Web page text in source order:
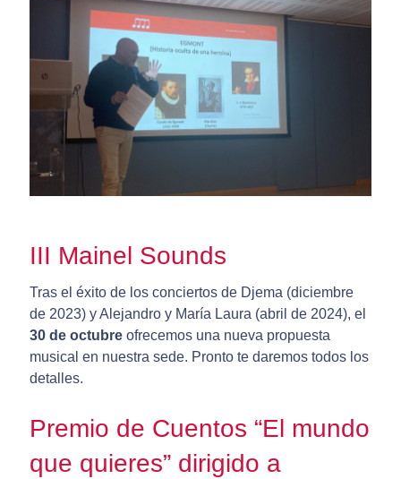
III Mainel Sounds
Tras el éxito de los conciertos de Djema (diciembre
de 2023) y Alejandro y María Laura (abril de 2024), el
30 de octubreofrecemos una nueva propuesta
musical en nuestra sede. Pronto te daremos todos los
detalles.
Premio de Cuentos “El mundo
que quieres” dirigido a